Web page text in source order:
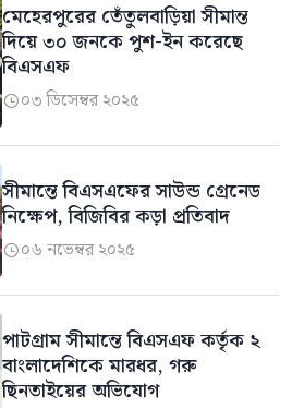
মেহেরপুরের তেঁতুলবাড়িয়া সীমান্ত
দিয়ে ৩০ জনকে পুশ-ইন করেছে
বিএসএফ
০৩ ডিসেম্বর ২০২৫
সীমান্তে বিএসএফের সাউন্ড গ্রেনেড
নিক্ষেপ, বিজিবির কড়া প্রতিবাদ
০৬ নভেম্বর ২০২৫
পাটগ্রাম সীমান্তে বিএসএফ কর্তৃক ২
বাংলাদেশিকে মারধর, গরু
ছিনতাইয়ের অভিযোগ